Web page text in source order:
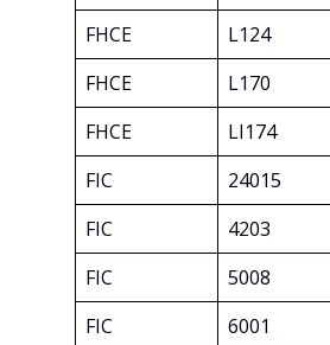
FHCE
L124
FHCE
L170
FHCE
LI174
FIC
24015
FIC
4203
FIC
5008
FIC
6001